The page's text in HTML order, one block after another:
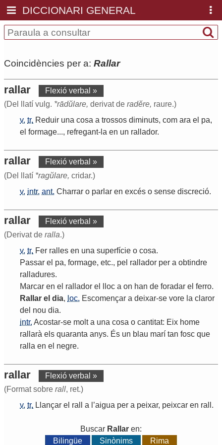
DICCIONARI GENERAL
Coincidències per a: Rallar
rallar
Flexió verbal »
(Del llatí vulg. *rādŭlare, derivat de radĕre, raure.)
v. tr. Reduir una cosa a trossos diminuts, com ara el pa,
el formage..., refregant- la en un rallador.
rallar
Flexió verbal »
(Del llatí *ragŭlare, cridar.)
v. intr. ant. Charrar o parlar en excés o sense discreció.
rallar
Flexió verbal »
(Derivat de ralla.)
v. tr. Fer ralles en una superfície o cosa.
Passar el pa, formage, etc., pel rallador per a obtindre
ralladures.
Marcar en el rallador el lloc a on han de foradar el ferro.
Rallar el dia, loc. Escomençar a deixar-se vore la claror
del nou dia.
intr. Acostar-se molt a una cosa o cantitat: Eix home
rallarà els quaranta anys. És un blau marí tan fosc que
ralla en el negre.
rallar
Flexió verbal »
(Format sobre rall, ret.)
v. tr. Llançar el rall a ’aigua per a peixar, peixcar en rall .
Buscar Rallar en:
Bilingüe
Sinònims Rima